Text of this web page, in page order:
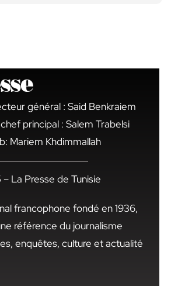
général : Said Benkraiem
principal : Salem Trabelsi
Mariem Khdimmallah
La Presse de Tunisie
francophone fondé en 1936,
référence du journalisme
enquêtes, culture et actualité